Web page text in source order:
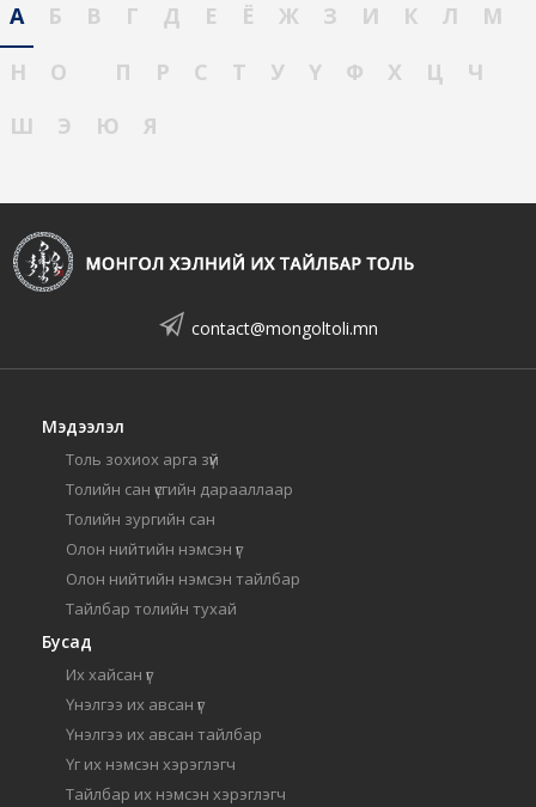
А Б В Г Д Е Ё Ж З И К Л
М
Н
О П Р С Т У Ү Ф Х Ц
Ч
Ш
Э Ю Я
contact@mongoltoli.mn
Мэдээлэл
Толь зохиох арга зүй
Толийн сан үсгийн дарааллаар
Толийн зургийн сан
Олон нийтийн нэмсэн үг
Олон нийтийн нэмсэн тайлбар
Тайлбар толийн тухай
Бусад
Их хайсан үг
Үнэлгээ их авсан үг
Үнэлгээ их авсан тайлбар
Үг их нэмсэн хэрэглэгч
Тайлбар их нэмсэн хэрэглэгч